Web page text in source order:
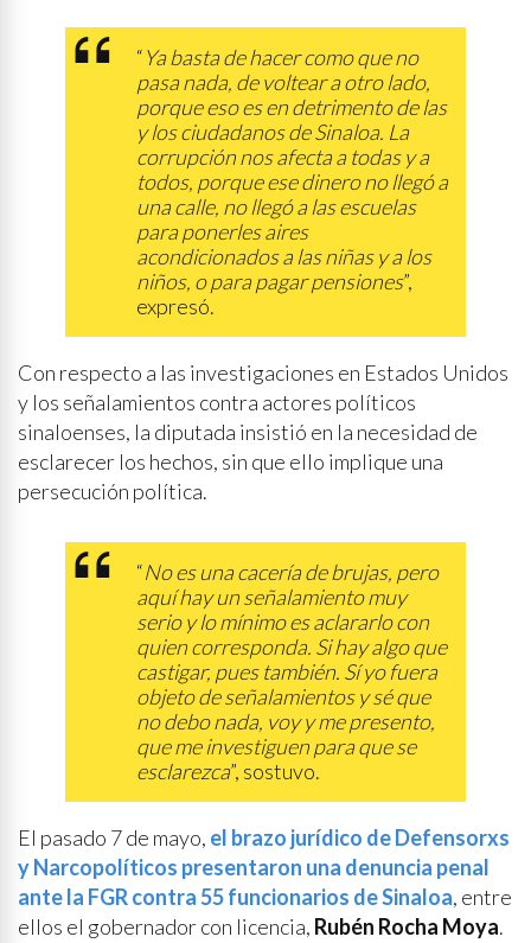
“Ya basta de hacer como que no
pasa nada, de voltear a otro lado,
porque eso es en detrimento de las
y los ciudadanos de Sinaloa. La
corrupción nos afecta a todas y a
todos, porque ese dinero no llegó a
una calle, no llegó a las escuelas
para ponerles aires
acondicionados a las niñas y a los
niños, o para pagar pensiones”,
expresó.
Con respecto a las investigaciones en Estados Unidos
y los señalamientos contra actores políticos
sinaloenses, la diputada insistió en la necesidad de
esclarecer los hechos, sin que ello implique una
persecución política.
“No es una cacería de brujas, pero
aquí hay un señalamiento muy
serio y lo mínimo es aclararlo con
quien corresponda. Si hay algo que
castigar, pues también. Sí yo fuera
objeto de señalamientos y sé que
no debo nada, voy y me presento,
que me investiguen para que se
esclarezca”, sostuvo.
El pasado 7 de mayo, el brazo jurídico de Defensorxs
y Narcopolíticos presentaron una denuncia penal
ante la FGR contra 55 funcionarios de Sinaloa, entre
ellos el gobernador con licencia, Rubén Rocha Moya.